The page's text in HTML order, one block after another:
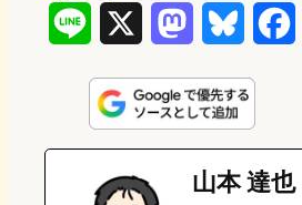
n
e
s
t
o
u
e
s
b
山本 達也